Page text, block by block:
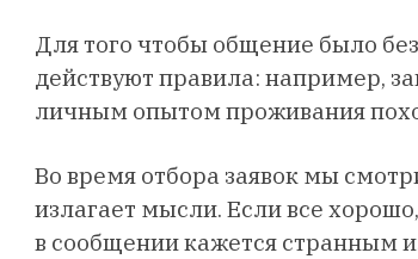
Для того чтобы общение было
действуют правила: например,
личным опытом проживания
Во время отбора заявок мы
излагает мысли. Если все
в сообщении кажется странным